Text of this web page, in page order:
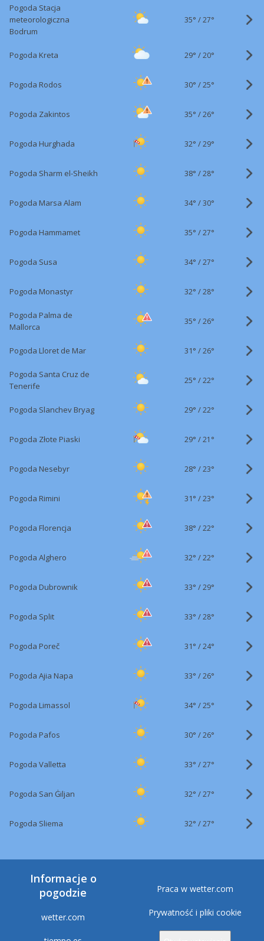
Pogoda Stacja
meteorologiczna
Bodrum
35° /27°
Pogoda Kreta 29° /20°
Pogoda Rodos 30° /25°
Pogoda Zakintos 35° /26°
Pogoda Hurghada 32° /29°
Pogoda Sharm el-Sheikh 38° /28°
Pogoda Marsa Alam 34° /30°
Pogoda Hammamet 35° /27°
Pogoda Susa 34° /27°
Pogoda Monastyr 32° /28°
Pogoda Palma de
Mallorca
35° /26°
Pogoda Lloret de Mar 31° /26°
Pogoda Santa Cruz de
Tenerife
25° /22°
Pogoda Slanchev Bryag 29° /22°
Pogoda Złote Piaski 29° /21°
Pogoda Nesebyr 28° /23°
Pogoda Rimini 31° /23°
Pogoda Florencja 38° /22°
Pogoda Alghero 32° /22°
Pogoda Dubrownik 33° /29°
Pogoda Split 33° /28°
Pogoda Poreč 31° /24°
Pogoda Ajia Napa 33° /26°
Pogoda Limassol 34° /25°
Pogoda Pafos 30° /26°
Pogoda Valletta 33° /27°
Pogoda San Ġiljan 32° /27°
Pogoda Sliema 32° /27°
Informacje o
pogodzie
wetter.com
Praca w wetter.com
Prywatność i pliki cookie